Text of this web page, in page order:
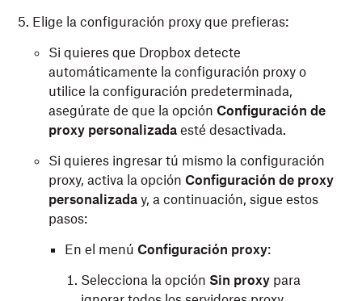
Elige la configuración proxy que prefieras:
Si quieres que Dropbox detecte
automáticamente la configuración proxy o
utilice la configuración predeterminada,
asegúrate de que la opción Configuración de
proxy personalizada esté desactivada.
Si quieres ingresar tú mismo la configuración
proxy, activa la opción Configuración de proxy
personalizada y, a continuación, sigue estos
pasos:
En el menú Configuración proxy:
Selecciona la opción Sin proxy para